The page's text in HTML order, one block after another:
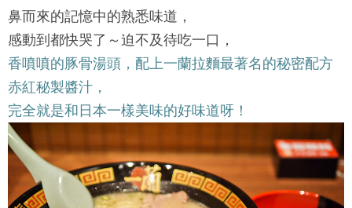
鼻而來的記憶中的熟悉味道，
感動到都快哭了～迫不及待吃一口，
香噴噴的豚骨湯頭，配上一蘭拉麵最著名的秘密配方
赤紅秘製醬汁，
完全就是和日本一樣美味的好味道呀！